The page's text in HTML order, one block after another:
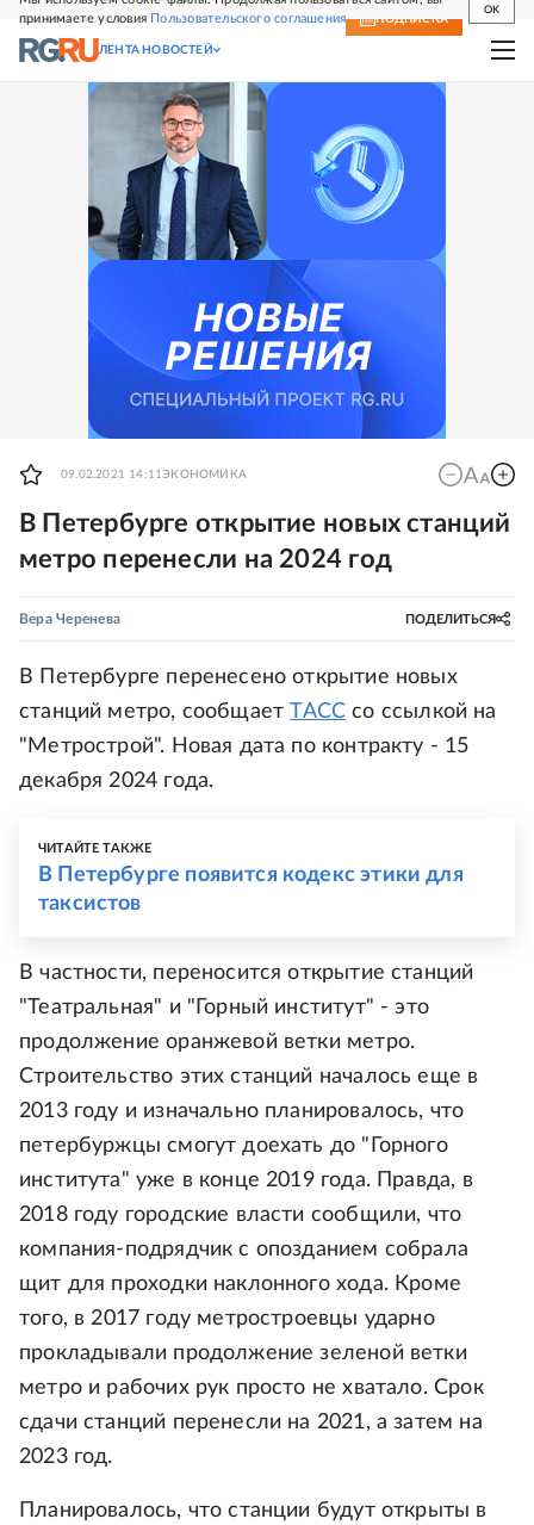
принимаете условия Пользовательского соглашения
OK
СВЕЖИЙ НОМЕР ПОДПИСКА
ЛЕНТА НОВОСТЕЙ
09.02.2021 14:11ЭКОНОМИКА
В Петербурге открытие новых станций
метро перенесли на 2024 год
Вера Черенева ПОДЕЛИТЬСЯ
В Петербурге перенесено открытие новых
станций метро, сообщаетТАСС со ссылкой на
"Метрострой". Новая дата по контракту - 15
декабря 2024 года.
ЧИТАЙТЕ ТАКЖЕ
В Петербурге появится кодекс этики для
таксистов
В частности, переносится открытие станций
"Театральная" и "Горный институт" - это
продолжение оранжевой ветки метро.
Строительство этих станций началось еще в
2013 году и изначально планировалось, что
петербуржцы смогут доехать до "Горного
института" уже в конце 2019 года. Правда, в
2018 году городские власти сообщили, что
компания-подрядчик с опозданием собрала
щит для проходки наклонного хода. Кроме
того, в 2017 году метростроевцы ударно
прокладывали продолжение зеленой ветки
метро и рабочих рук просто не хватало. Срок
сдачи станций перенесли на 2021, а затем на
2023 год.
Планировалось, что станции будут открыты в